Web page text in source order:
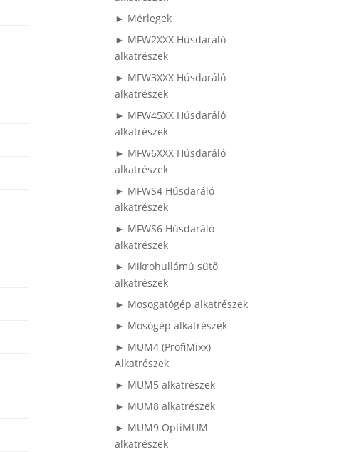
► Mérlegek
► MFW2XXX Húsdaráló
alkatrészek
► MFW3XXX Húsdaráló
alkatrészek
► MFW45XX Húsdaráló
alkatrészek
► MFW6XXX Húsdaráló
alkatrészek
► MFWS4 Húsdaráló
alkatrészek
► MFWS6 Húsdaráló
alkatrészek
► Mikrohullámú sütő
alkatrészek
► Mosogatógép alkatrészek
► Mosógép alkatrészek
► MUM4 (ProfiMixx)
Alkatrészek
► MUM5 alkatrészek
► MUM8 alkatrészek
► MUM9 OptiMUM
alkatrészek